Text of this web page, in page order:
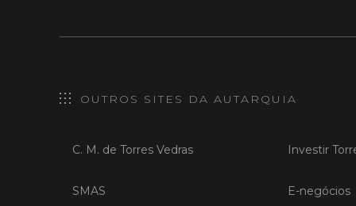
OUTROS SITES DA AUTARQUIA
C. M. de Torres Vedras
SMAS
Investir
E-negócios